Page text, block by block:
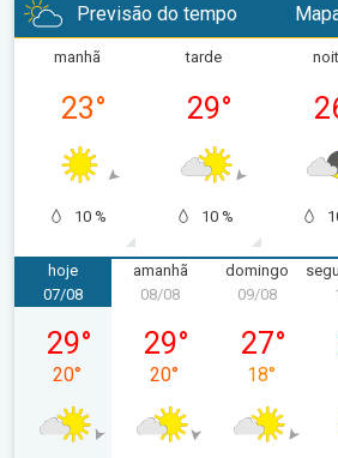
Previsão do tempo
manhã
23°
10 %
tarde
29°
10 %
hoje
sexta-feira, 07/08
07/08
29°
20°
amanhã
sábado, 08/08
08/08
29°
20°
domingo
domingo,
09/08
27°
18°